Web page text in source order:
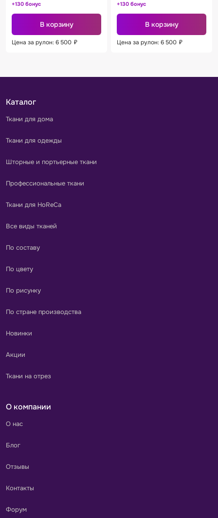
+130 бонус
В корзину
Цена за рулон: 6 500 ₽
+130 бонус
В корзину
Цена за рулон: 6 500 ₽
Каталог
Ткани для дома
Ткани для одежды
Шторные и портьерные ткани
Профессиональные ткани
Ткани для HoReCa
Все виды тканей
По составу
По цвету
По рисунку
По стране производства
Новинки
Акции
Ткани на отрез
О компании
О нас
Блог
Отзывы
Контакты
Форум